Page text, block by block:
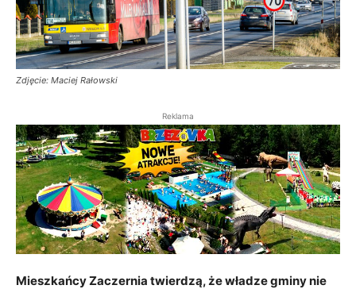
Zdjęcie: Maciej Rałowski
Reklama
Mieszkańcy Zaczernia twierdzą, że władze gminy nie